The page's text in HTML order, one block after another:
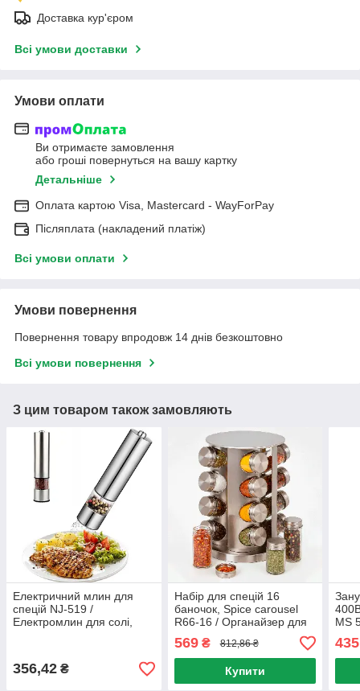
Доставка кур'єром
Всі умови доставки
Умови оплати
Ви отримаєте замовлення
або гроші повернуться на вашу картку
Детальніше
Оплата картою Visa, Mastercard - WayForPay
Післяплата (накладений платіж)
Всі умови оплати
Умови повернення
Повернення товару впродовж 14 днів безкоштовно
Всі умови повернення
З цим товаром також замовляють
Електричний млин для
спецій NJ-519 /
Електромлин для солі,
356,42 ₴
Набір для спецій 16
баночок, Spice carousel
R66-16 / Органайзер для
підставці / Карусель для
спецій
569₴ 812,86 ₴
Купити
MS
435